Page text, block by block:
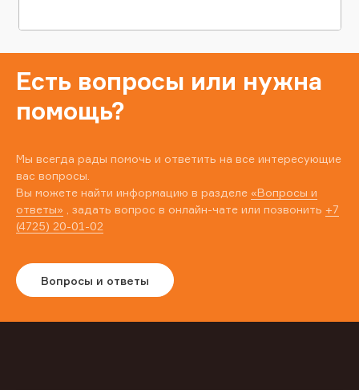
Есть вопросы или нужна
помощь?
Мы всегда рады помочь и ответить на все интересующие
вас вопросы.
Вы можете найти информацию в разделе «Вопросы и
ответы» , задать вопрос в онлайн-чате или позвонить +7
(4725) 20-01-02
Вопросы и ответы